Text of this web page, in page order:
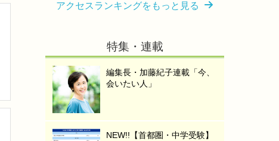
アクセスランキングをもっと見る
特集・連載
編集長・加藤紀子連載「今、
会いたい人」
NEW!!【首都圏・中学受験】